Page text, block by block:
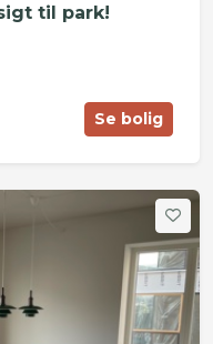
til park!
Se bolig